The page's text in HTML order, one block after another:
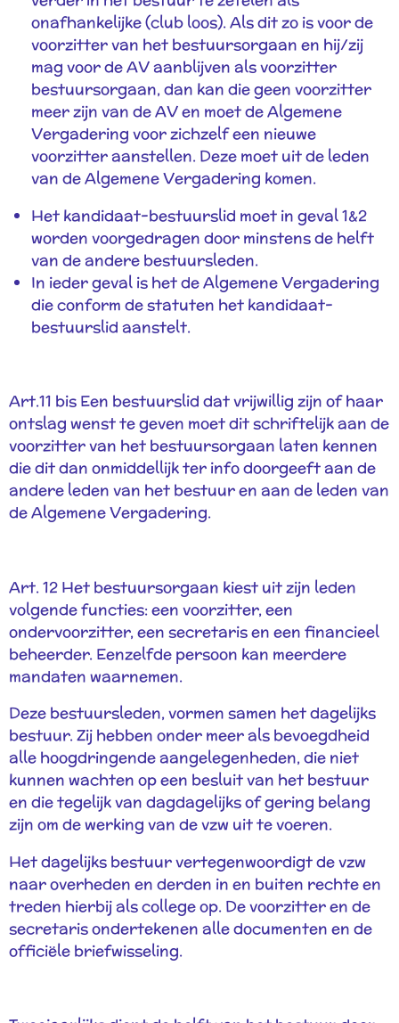
onafhankelijke (club loos). Als dit zo is voor de
voorzitter van het bestuursorgaan en hij/zij
mag voor de AV aanblijven als voorzitter
bestuursorgaan, dan kan die geen voorzitter
meer zijn van de AV en moet de Algemene
Vergadering voor zichzelf een nieuwe
voorzitter aanstellen. Deze moet uit de leden
van de Algemene Vergadering komen.
Het kandidaat-bestuurslid moet in geval 1&2
worden voorgedragen door minstens de helft
van de andere bestuursleden.
In ieder geval is het de Algemene Vergadering
die conform de statuten het kandidaat-
bestuurslid aanstelt.
Art.11 bis Een bestuurslid dat vrijwillig zijn of haar
ontslag wenst te geven moet dit schriftelijk aan de
voorzitter van het bestuursorgaan laten kennen
die dit dan onmiddellijk ter info doorgeeft aan de
andere leden van het bestuur en aan de leden van
de Algemene Vergadering.
Art. 12 Het bestuursorgaan kiest uit zijn leden
volgende functies: een voorzitter, een
ondervoorzitter, een secretaris en een financieel
beheerder. Eenzelfde persoon kan meerdere
mandaten waarnemen.
Deze bestuursleden, vormen samen het dagelijks
bestuur. Zij hebben onder meer als bevoegdheid
alle hoogdringende aangelegenheden, die niet
kunnen wachten op een besluit van het bestuur
en die tegelijk van dagdagelijks of gering belang
zijn om de werking van de vzw uit te voeren.
Het dagelijks bestuur vertegenwoordigt de vzw
naar overheden en derden in en buiten rechte en
treden hierbij als college op. De voorzitter en de
secretaris ondertekenen alle documenten en de
officiële briefwisseling.